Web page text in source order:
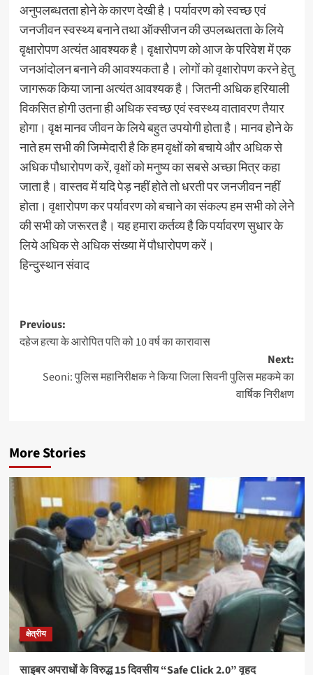
अनुपलब्धतता होने के कारण देखी है। पर्यावरण को स्वच्छ एवं
जनजीवन स्वस्थ्य बनाने तथा ऑक्सीजन की उपलब्धतता के लिये
वृक्षारोपण अत्यंत आवश्यक है। वृक्षारोपण को आज के परिवेश में एक
जनआंदोलन बनाने की आवश्यकता है। लोगों को वृक्षारोपण करने हेतु
जागरूक किया जाना अत्यंत आवश्यक है। जितनी अधिक हरियाली
विकसित होगी उतना ही अधिक स्वच्छ एवं स्वस्थ्य वातावरण तैयार
होगा। वृक्ष मानव जीवन के लिये बहुत उपयोगी होता है। मानव होेने के
नाते हम सभी की जिम्मेदारी है कि हम वृक्षों को बचाये और अधिक से
अधिक पौधारोपण करें, वृक्षों को मनुष्य का सबसे अच्छा मित्र कहा
जाता है। वास्तव में यदि पेड़ नहीं होते तो धरती पर जनजीवन नहीं
होता। वृक्षारोपण कर पर्यावरण को बचाने का संकल्प हम सभी को लेनेे
की सभी को जरूरत है। यह हमारा कर्तव्य है कि पर्यावरण सुधार के
लिये अधिक से अधिक संख्या में पौधारोपण करें।
हिन्दुस्थान संवाद
Post
navigation
Previous:
दहेज हत्या के आरोपित पति को 10 वर्ष का कारावास
Next:
Seoni: पुलिस महानिरीक्षक ने किया जिला सिवनी पुलिस महकमे का
वार्षिक निरीक्षण
More Stories
क्षेत्रीय
साइबर अपराधों के विरुद्ध 15 दिवसीय “Safe Click 2.0” वृहद